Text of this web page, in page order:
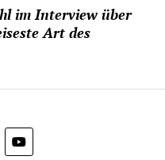
im Interview über
Art des